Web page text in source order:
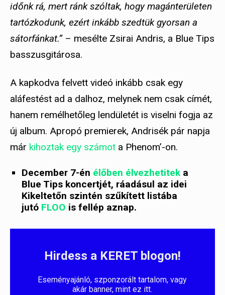
időnk rá, mert ránk szóltak, hogy magánterületen
tartózkodunk, ezért inkább szedtük gyorsan a
sátorfánkat.”– mesélte Zsirai Andris, a Blue Tips
basszusgitárosa.
A kapkodva felvett videó inkább csak egy
aláfestést ad a dalhoz, melynek nem csak címét,
hanem remélhetőleg lendületét is viselni fogja az
új album. Apropó premierek, Andrisék pár napja
már kihoztak egy számot a Phenom’-on.
December 7-én élőben élvezhetitek a
Blue Tips koncertjét, ráadásul az idei
Kikeltetőn szintén szűkített listába
jutó FLOO is fellép aznap.
Hirdess a KERET blogon!
Eseményajánló, szponzorált tartalom, vagy
akár banner, mint ez itt.